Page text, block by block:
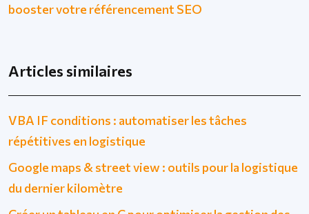
booster votre référencement SEO
Articles similaires
VBA IF conditions : automatiser les tâches
répétitives en logistique
Google maps & street view : outils pour la logistique
du dernier kilomètre